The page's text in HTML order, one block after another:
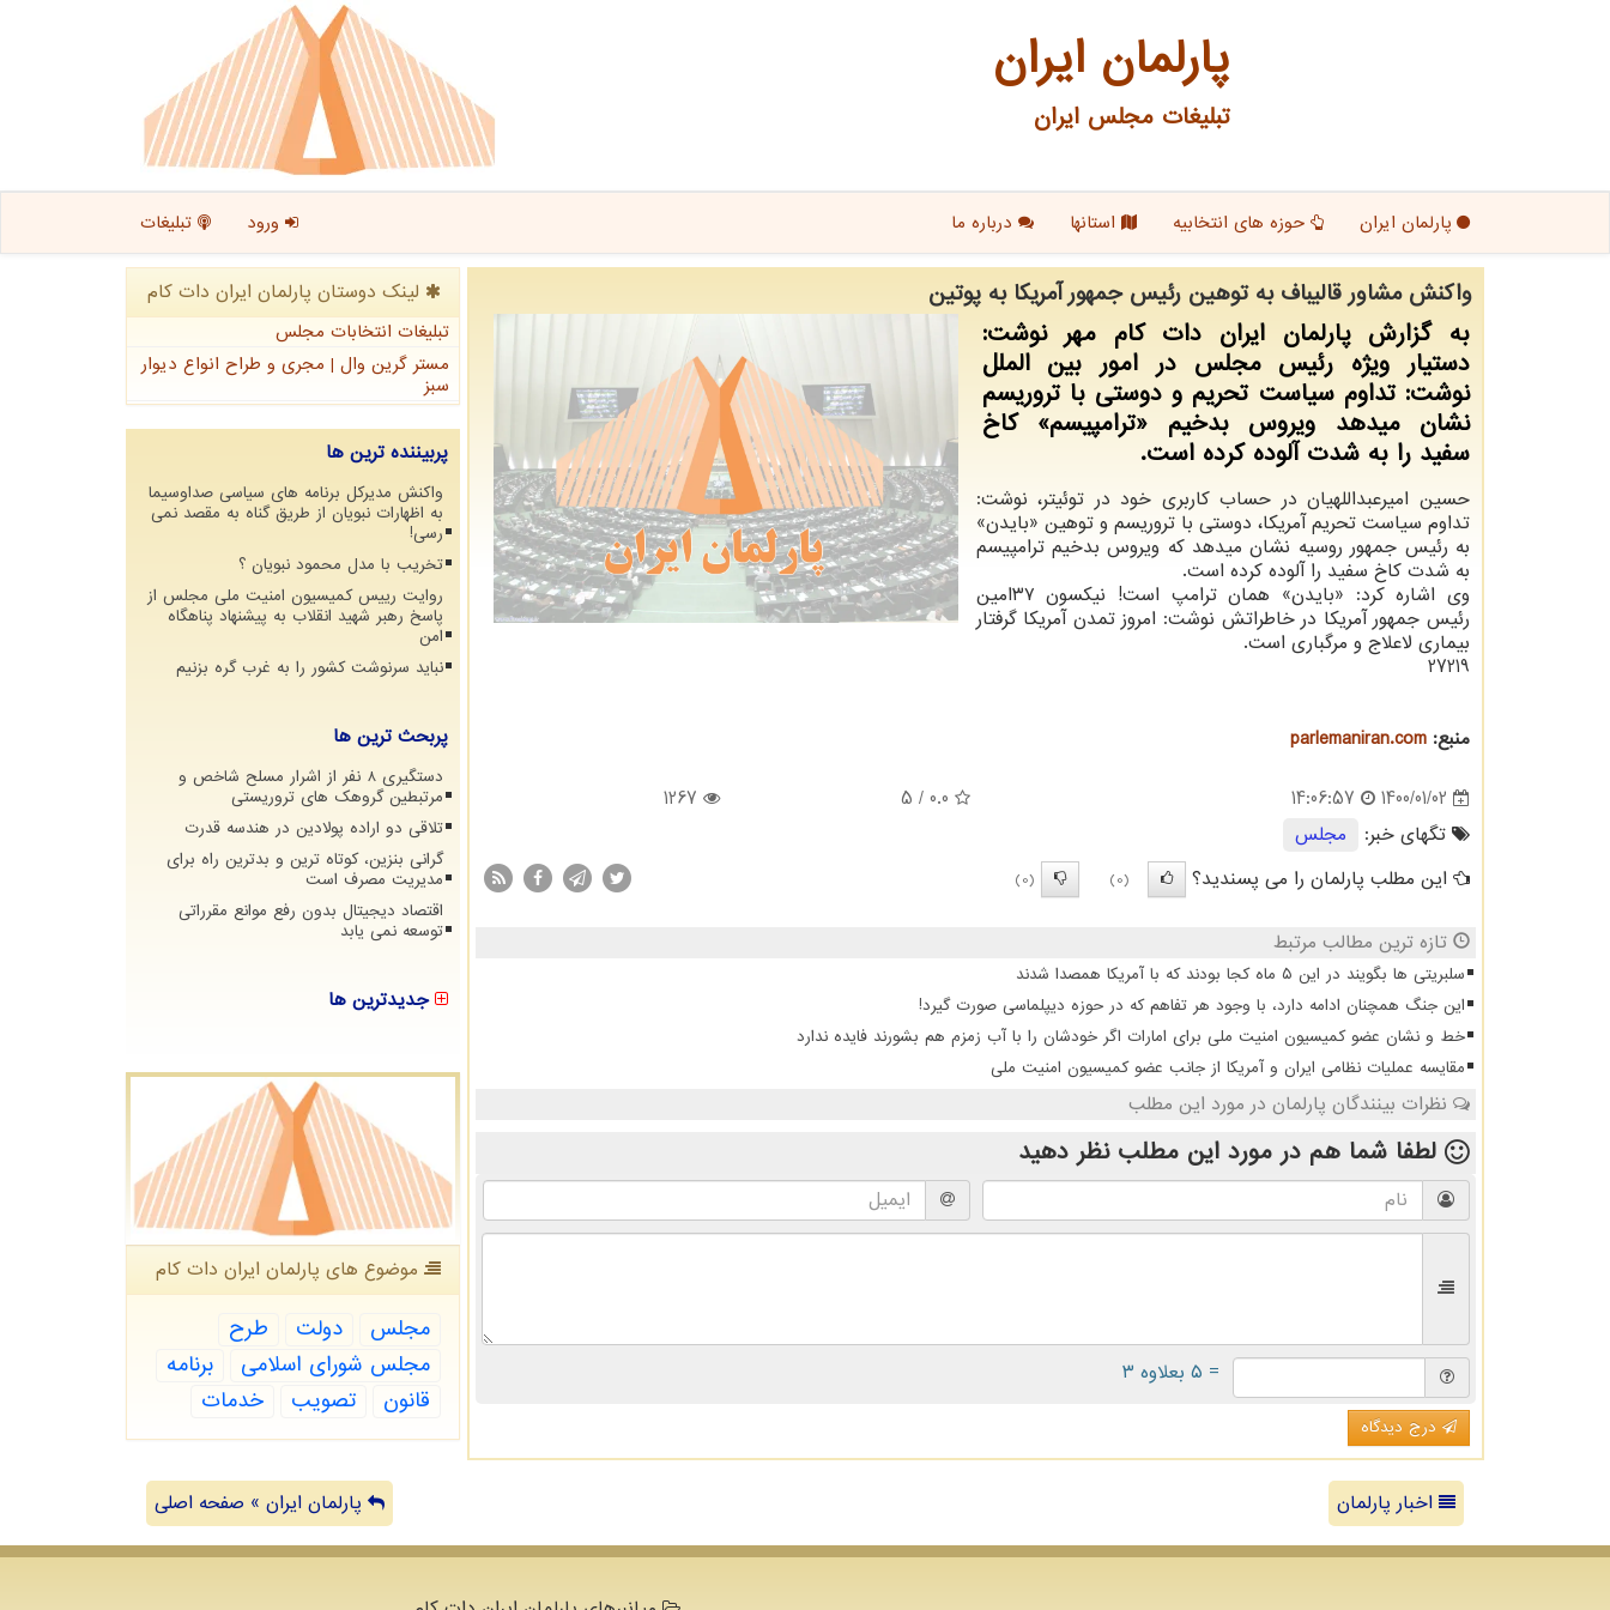
پارلمان ایران
تبلیغات مجلس ایران
پارلمان ایران حوزه های انتخابیه استانها درباره ما ورود تبلیغات
واكنش مشاور قالیباف به توهین رئیس جمهور آمریكا به پوتین
به گزارش پارلمان ایران دات کام مهر نوشت:
دستیار ویژه رئیس مجلس در امور بین الملل
نوشت: تداوم سیاست تحریم و دوستی با تروریسم
نشان میدهد ویروس بدخیم «ترامپیسم» کاخ
سفید را به شدت آلوده کرده است.
حسین امیرعبداللهیان در حساب کاربری خود در توئیتر، نوشت:
تداوم سیاست تحریم آمریکا، دوستی با تروریسم و توهین «بایدن»
به رئیس جمهور روسیه نشان میدهد که ویروس بدخیم ترامپیسم
به شدت کاخ سفید را آلوده کرده است.
وی اشاره کرد: «بایدن» همان ترامپ است! نیکسون ۳۷امین
رئیس جمهور آمریکا در خاطراتش نوشت: امروز تمدن آمریکا گرفتار
بیماری لاعلاج و مرگباری است.
27219
منبع: parlemaniran.com
1400/01/02
14:06:57
0.0
/ 5
1267
تگهای خبر:
مجلس
این مطلب پارلمان را می پسندید؟
(0)
(0)
تازه ترین مطالب مرتبط
سلبریتی ها بگویند در این ۵ ماه کجا بودند که با آمریکا همصدا شدند
این جنگ همچنان ادامه دارد، با وجود هر تفاهم که در حوزه دیپلماسی صورت گیرد!
خط و نشان عضو کمیسیون امنیت ملی برای امارات اگر خودشان را با آب زمزم هم بشورند فایده ندارد
مقایسه عملیات نظامی ایران و آمریکا از جانب عضو کمیسیون امنیت ملی
نظرات بینندگان پارلمان در مورد این مطلب
لطفا شما هم در مورد این مطلب نظر دهید
= ۵ بعلاوه ۳
درج دیدگاه
لینک دوستان پارلمان ایران دات كام
تبلیغات انتخابات مجلس
مستر گرین وال | مجری و طراح انواع دیوار
سبز
پربیننده ترین ها
واکنش مدیرکل برنامه های سیاسی صداوسیما
به اظهارات نبویان از طریق گناه به مقصد نمی
رسی!
تخریب با مدل محمود نبویان ؟
روایت رییس کمیسیون امنیت ملی مجلس از
پاسخ رهبر شهید انقلاب به پیشنهاد پناهگاه
امن
نباید سرنوشت کشور را به غرب گره بزنیم
پربحث ترین ها
دستگیری 8 نفر از اشرار مسلح شاخص و
مرتبطین گروهک های تروریستی
تلاقی دو اراده پولادین در هندسه قدرت
گرانی بنزین، کوتاه ترین و بدترین راه برای
مدیریت مصرف است
اقتصاد دیجیتال بدون رفع موانع مقرراتی
توسعه نمی یابد
جدیدترین ها
موضوع های پارلمان ایران دات كام
مجلس دولت
طرح
مجلس شورای اسلامی
برنامه
قانون
تصویب خدمات
اخبار پارلمان پارلمان ایران » صفحه اصلی